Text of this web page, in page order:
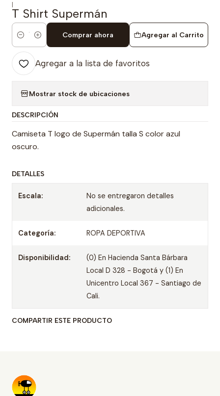
|
T Shirt Supermán
Cantidad
Agregar al Carrito
Comprar ahora
Agregar a la lista de favoritos
Mostrar stock de ubicaciones
DESCRIPCIÓN
Camiseta T logo de Supermán talla S color azul
oscuro.
DETALLES
Escala:
No se entregaron detalles
adicionales.
Categoría: ROPA DEPORTIVA
Disponibilidad:
(0) En Hacienda Santa Bárbara
Local D 328 - Bogotá y (1) En
Unicentro Local 367 - Santiago de
Cali.
COMPARTIR ESTE PRODUCTO